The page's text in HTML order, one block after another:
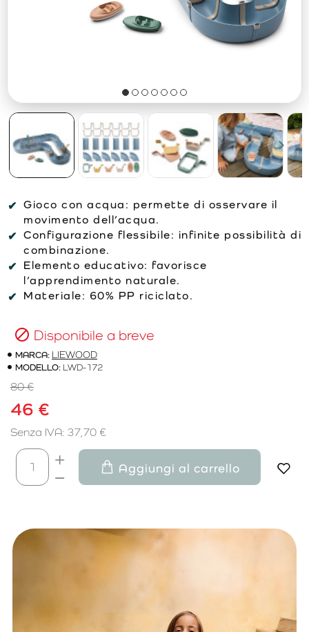
Gioco con acqua: permette di osservare il
movimento dell’acqua.
Configurazione flessibile: infinite possibilità di
combinazione.
Elemento educativo: favorisce
l’apprendimento naturale.
Materiale: 60% PP riciclato.
Disponibile a breve
MARCA: LIEWOOD
MODELLO: LWD-172
46 €
80 €
Senza IVA: 37,70 €
Aggiungi al carrello